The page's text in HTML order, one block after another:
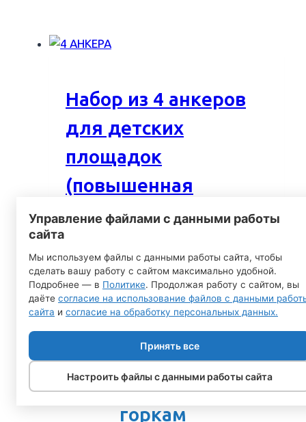
Набор из 4 анкеров
для детских
площадок
(повышенная
прочность)
2000,00руб.
Подробнее
Здесь мы собрали все
вопросы и ответы по
зимним деревянным
горкам
Управление файлами с данными работы
сайта
Мы используем файлы с данными работы сайта, чтобы
сделать вашу работу с сайтом максимально удобной.
Подробнее — в Политике. Продолжая работу с сайтом, вы
даёте согласие на использование файлов с данными
сайта и согласие на обработку персональных данных.
Принять все
Настроить файлы с данными работы сайта